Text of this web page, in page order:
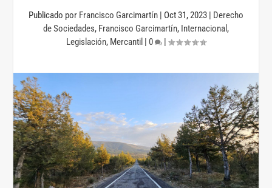
Publicado por Francisco Garcimartín | Oct 31, 2023 | Derecho
de Sociedades, Francisco Garcimartín, Internacional ,
Legislación, Mercantil | 0 |